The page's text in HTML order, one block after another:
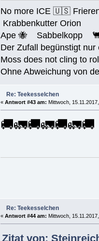
No more ICE 🇺🇸
Krabbenkutter Orion
Ape 🐝 Sabbelkopp
Der Zufall begünstigt
Moss does not cling to
Ohne Abweichung von
Re: Teekesselchen
«Antwort #43 am: Mittwoch,
🚚🚛🚚🚛🚚🚛🚚
Re: Teekesselchen
«Antwort #44 am: Mittwoch,
Zitat von: